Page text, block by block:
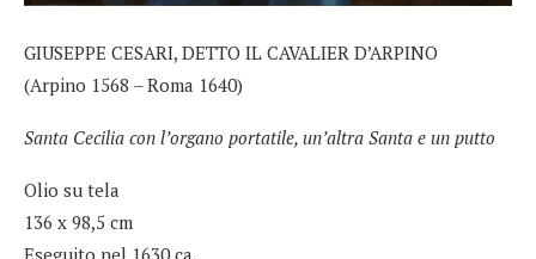
GIUSEPPE CESARI, DETTO IL CAVALIER D’ARPINO
(Arpino 1568 – Roma 1640)
Santa Cecilia con l’organo portatile, un’altra Santa e un putto
Olio su tela
136 x 98,5 cm
Eseguito nel 1630 ca.